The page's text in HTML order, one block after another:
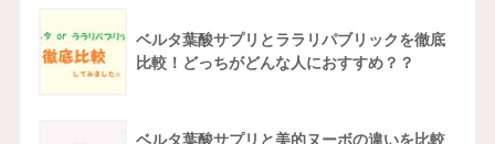
ベルタ葉酸サプリとララリパブリックを徹底
比較！どっちがどんな人におすすめ？？
ベルタ葉酸サプリと美的ヌーボの違いを比較